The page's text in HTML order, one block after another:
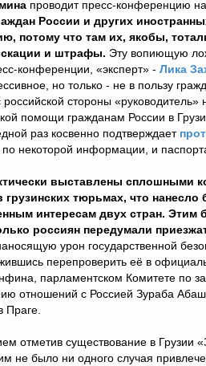
проводит пресс-конференцию
России и других
потому что там их, якобы,
и штрафы. Эту вопиющую
конференции, «эксперт» - Лика
но только - не в пользу
стороны «руководитель»
помощи гражданам России в
раз косвенно подтверждает
некоторой информации, и
выставлены сплошными
тюрьмах, что
интересам двух стран. Этим
россиян передумали
урон государственной
перепроверить её в
парламентском Комитете по
отношений с Россией Зураба
Праге.
отметив существование в Грузии
не было ни одного случая